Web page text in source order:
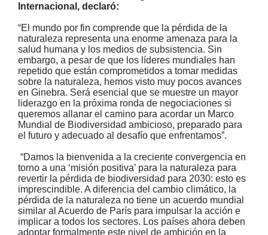
Internacional, declaró:
“El mundo por fin comprende que la pérdida de la
naturaleza representa una enorme amenaza para la
salud humana y los medios de subsistencia. Sin
embargo, a pesar de que los líderes mundiales han
repetido que están comprometidos a tomar medidas
sobre la naturaleza, hemos visto muy pocos avances
en Ginebra. Será esencial que se muestre un mayor
liderazgo en la próxima ronda de negociaciones si
queremos allanar el camino para acordar un Marco
Mundial de Biodiversidad ambicioso, preparado para
el futuro y adecuado al desafío que enfrentamos”.
“Damos la bienvenida a la creciente convergencia en
torno a una ‘misión positiva’ para la naturaleza para
revertir la pérdida de biodiversidad para 2030: esto es
imprescindible. A diferencia del cambio climático, la
pérdida de la naturaleza no tiene un acuerdo mundial
similar al Acuerdo de París para impulsar la acción e
implicar a todos los sectores. Los países ahora deben
adoptar formalmente este nivel de ambición en la